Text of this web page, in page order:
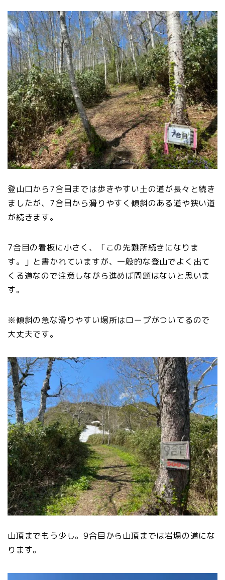
登山口から7合目までは歩きやすい土の道が長々と続き
ましたが、7合目から滑りやすく傾斜のある道や狭い道
が続きます。
7合目の看板に小さく、「この先難所続きになりま
す。」と書かれていますが、一般的な登山でよく出て
くる道なので注意しながら進めば問題はないと思いま
す。
※傾斜の急な滑りやすい場所はロープがついてるので
大丈夫です。
山頂までもう少し。9合目から山頂までは岩場の道にな
ります。